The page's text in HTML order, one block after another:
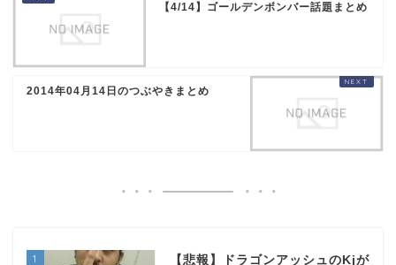
【4/14】ゴールデンボンバー話題まとめ
2014年04月14日のつぶやきまとめ
1
【悲報】ドラゴンアッシュのKjが